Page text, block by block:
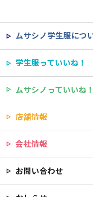
ムサシノ学生服につ
学生服っていいね！
ムサシノっていいね！
店舗情報
会社情報
お問い合わせ